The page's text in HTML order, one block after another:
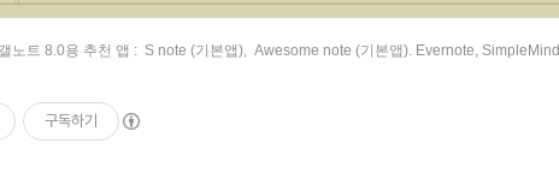
갤노트 8.0용 추천 앱 : S note (기본앱), Awesome note (기본앱). Evernote, SimpleMind
구독하기